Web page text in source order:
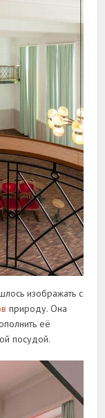
изображать с
природу. Она
её
посудой.